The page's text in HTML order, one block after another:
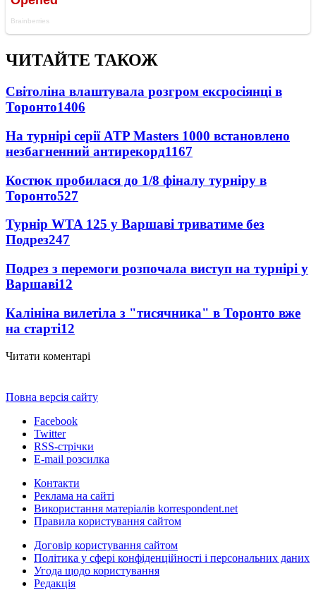
ЧИТАЙТЕ ТАКОЖ
Світоліна влаштувала розгром ексросіянці в
Торонто1406
На турнірі серії ATP Masters 1000 встановлено
незбагненний антирекорд1167
Костюк пробилася до 1/8 фіналу турніру в
Торонто527
Турнір WTA 125 у Варшаві триватиме без
Подрез247
Подрез з перемоги розпочала виступ на турнірі у
Варшаві12
Калініна вилетіла з "тисячника" в Торонто вже
на старті12
Читати коментарі
Повна версія сайту
Facebook
Twitter
RSS-стрічки
E-mail розсилка
Контакти
Реклама на сайті
Використання матеріалів korrespondent.net
Правила користування сайтом
Договір користування сайтом
Політика у сфері конфіденційності і персональних даних
Угода щодо користування
Редакція